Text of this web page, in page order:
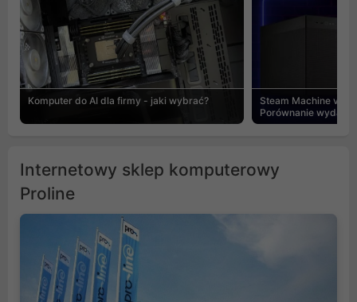
Komputer do AI dla firmy - jaki wybrać?
Steam Machine vs
Porównanie
Internetowy sklep komputerowy
Proline